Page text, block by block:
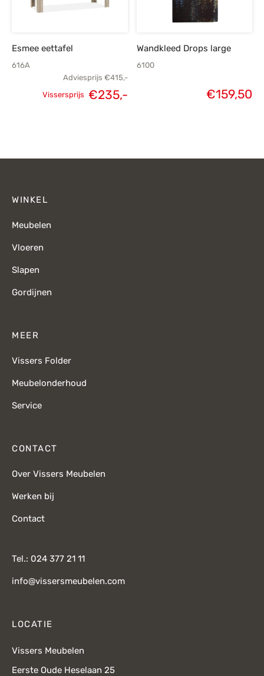
Esmee eettafel
616A
Adviesprijs €415,-
Vissersprijs €235,-
Wandkleed Drops large
6100
€159,50
WINKEL
Meubelen
Vloeren
Slapen
Gordijnen
MEER
Vissers Folder
Meubelonderhoud
Service
CONTACT
Over Vissers Meubelen
Werken bij
Contact
Tel.: 024 377 21 11
info@vissersmeubelen.com
LOCATIE
Vissers Meubelen
Eerste Oude Heselaan 25